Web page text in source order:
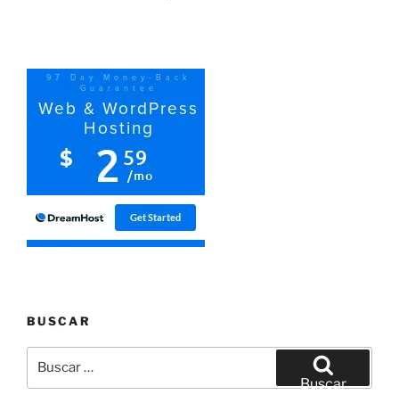
BUSCAR
por:
Buscar